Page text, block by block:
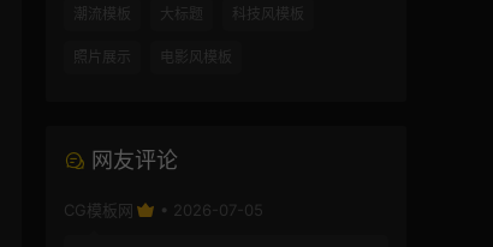
潮流模板 大标题 科技风模板
照片展示 电影风模板
网友评论
CG模板网 • 2026-07-05